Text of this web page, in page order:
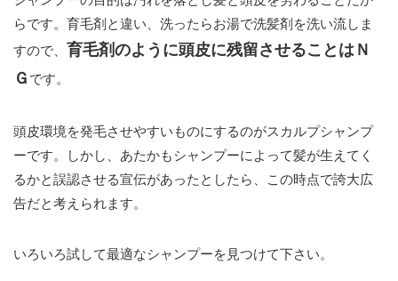
らです。育毛剤と違い、洗ったらお湯で洗髪剤を洗い流しま
すので、 育毛剤のように頭皮に残留させることはＮ
Ｇ です。
頭皮環境を発毛させやすいものにするのがスカルプシャンプ
ーです。しかし、あたかもシャンプーによって髪が生えてく
るかと誤認させる宣伝があったとしたら、この時点で誇大広
告だと考えられます。
いろいろ試して最適なシャンプーを見つけて下さい。